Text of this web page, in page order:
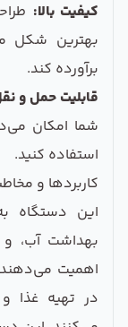
کیفیت بالا:
بهترین شکل
برآورده کند.
قابلیت حمل و
شما امکان
استفاده کنید.
کاربردها و
این دستگاه
بهداشت آب،
اهمیت
در تهیه غذا